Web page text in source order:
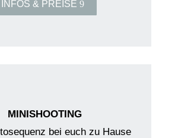
INFOS & PREISE
MINISHOOTING
bei euch zu Hause